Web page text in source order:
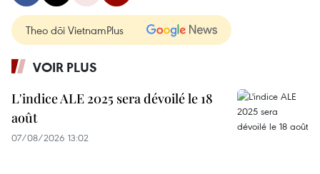
Theo dõi VietnamPlus
VOIR PLUS
L'indice ALE 2025 sera dévoilé le 18
août
07/08/2026 13:02